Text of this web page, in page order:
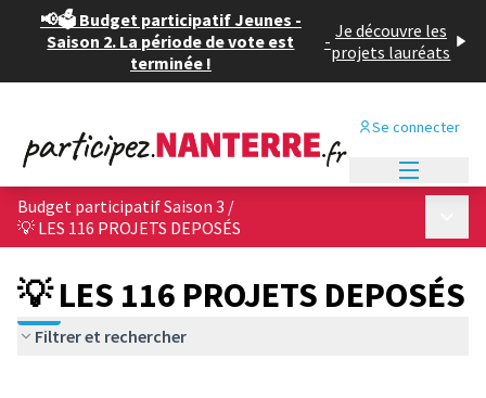
📢🗳️ Budget participatif Jeunes -
Saison 2. La période de vote est
terminée !
- Je découvre les
projets lauréats
Se connecter
Budget participatif Saison 3 /
💡 LES 116 PROJETS DEPOSÉS
💡 LES 116 PROJETS DEPOSÉS
Filtrer et rechercher